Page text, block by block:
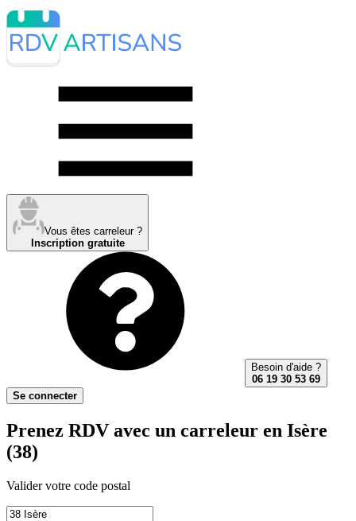
Vous êtes carreleur ?
Inscription gratuite
Besoin d'aide ?
06 19 30 53 69
Se connecter
Prenez RDV avec un carreleur en Isère
(38)
Valider votre code postal